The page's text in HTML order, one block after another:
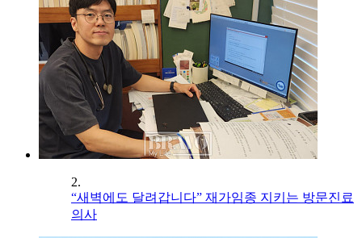
2.
“새벽에도 달려갑니다” 재가임종 지키는 방문진료
의사